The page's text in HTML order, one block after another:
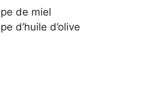
de miel
d’huile d’olive